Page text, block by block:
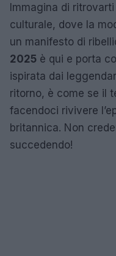
Immagina di
culturale, dove la
un manifesto di
2025 è qui e porta
ispirata dai
ritorno, è come se il
facendoci rivivere
britannica. Non
succedendo!